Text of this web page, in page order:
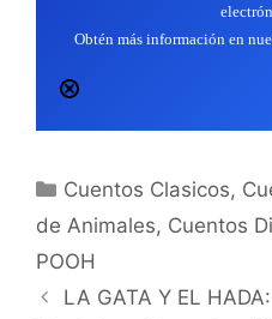
Obtén más información en
Categorías
Cuentos Clasicos,
de Animales, Cuentos
POOH
LA GATA Y EL